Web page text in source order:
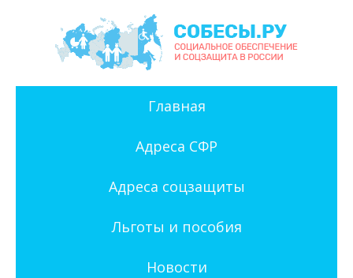
Главная
Адреса СФР
Адреса соцзащиты
Льготы и пособия
Новости